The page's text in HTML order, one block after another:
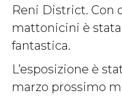
Reni District. Con
mattonicini è
fantastica.
L’esposizione è
marzo prossimo